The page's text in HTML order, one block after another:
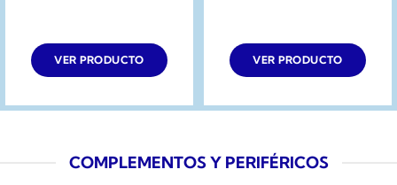
VER PRODUCTO VER PRODUCTO
COMPLEMENTOS Y PERIFÉRICOS